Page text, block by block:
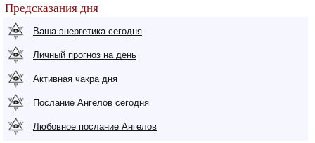
Предсказания дня
Ваша энергетика сегодня
Личный прогноз на день
Активная чакра дня
Послание Ангелов сегодня
Любовное послание Ангелов